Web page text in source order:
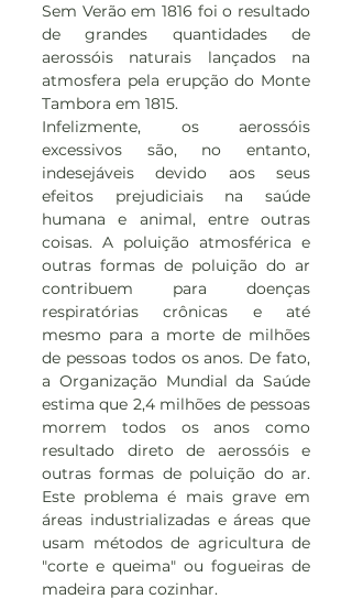
Sem Verão em 1816 foi o resultado
de grandes quantidades de
aerossóis naturais lançados na
atmosfera pela erupção do Monte
Tambora em 1815.
Infelizmente, os aerossóis
excessivos são, no entanto,
indesejáveis ​​devido aos seus
efeitos prejudiciais na saúde
humana e animal, entre outras
coisas. A poluição atmosférica e
outras formas de poluição do ar
contribuem para doenças
respiratórias crônicas e até
mesmo para a morte de milhões
de pessoas todos os anos. De fato,
a Organização Mundial da Saúde
estima que 2,4 milhões de pessoas
morrem todos os anos como
resultado direto de aerossóis e
outras formas de poluição do ar.
Este problema é mais grave em
áreas industrializadas e áreas que
usam métodos de agricultura de
"corte e queima" ou fogueiras de
madeira para cozinhar.